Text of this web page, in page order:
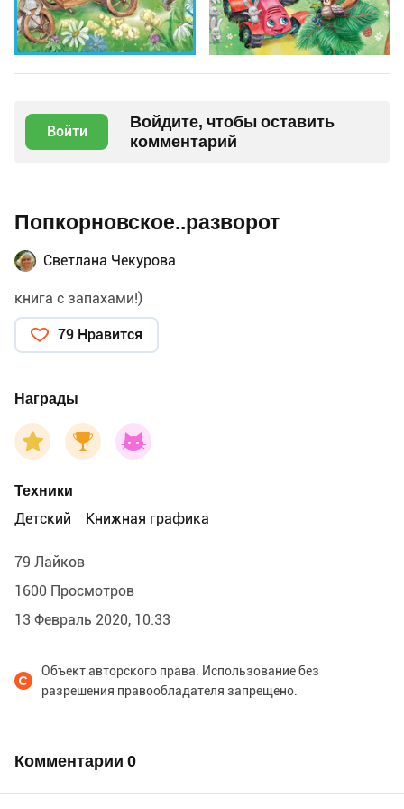
Войти
Войдите, чтобы оставить
комментарий
Попкорновское..разворот
Светлана Чекурова
книга с запахами!)
79 Нравится
Награды
Техники
Детский
Книжная графика
79 Лайков
1600 Просмотров
13 Февраль 2020, 10:33
Объект авторского права. Использование без
разрешения правообладателя запрещено.
Комментарии 0